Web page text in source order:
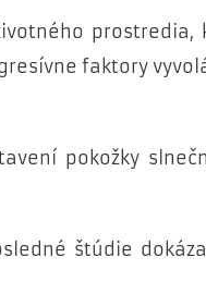
prostredia,
faktory
pokožky
štúdie